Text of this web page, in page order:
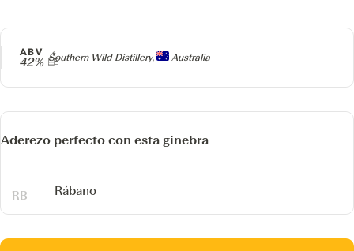
Producer
Southern Wild Distillery, Australia
ABV
42%
Aderezo perfecto con esta ginebra
Rábano